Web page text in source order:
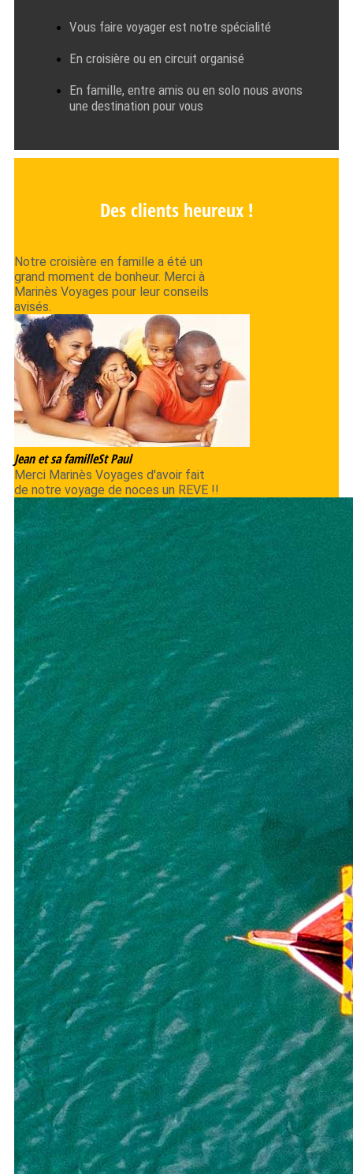
Vous faire voyager est notre spécialité
En croisière ou en circuit organisé
En famille, entre amis ou en solo nous avons
une destination pour vous
Des clients heureux !
Notre croisière en famille a été un
grand moment de bonheur. Merci à
Marinès Voyages pour leur conseils
avisés.
Jean et sa familleSt Paul
Merci Marinès Voyages d'avoir fait
de notre voyage de noces un REVE !!